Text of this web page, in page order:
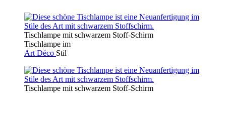
Tischlampe mit schwarzem Stoff-Schirm
Tischlampe im
Art Déco Stil
Tischlampe mit schwarzem Stoff-Schirm